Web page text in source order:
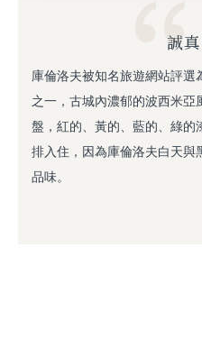
誠
庫倫洛夫被知名旅遊網站評選
之一，古城內濃郁的波西米
盤，紅的、黃的、藍的、綠的
排入住，因為庫倫洛夫白天與
品味。